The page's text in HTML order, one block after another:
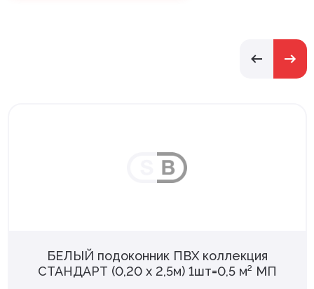
БЕЛЫЙ подоконник ПВХ коллекция
СТАНДАРТ (0,20 х 2,5м) 1шт=0,5 м² МП